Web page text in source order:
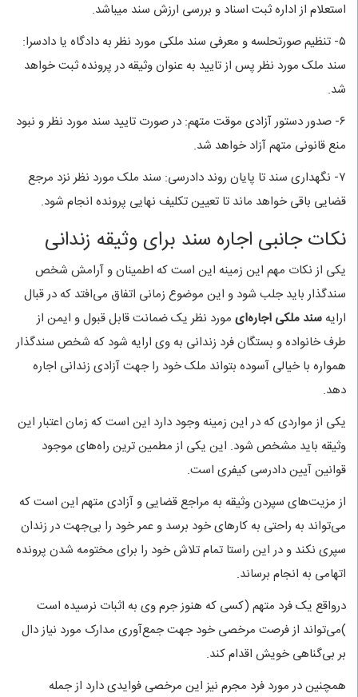
استعلام از اداره ثبت اسناد و بررسی ارزش سند میباشد.
۵- تنظیم صورتحلسه و معرفی سند ملکی مورد نظر به دادگاه یا دادسرا:
سند ملک مورد نظر پس از تایید به عنوان وثیقه در پرونده ثبت خواهد
شد.
۶- صدور دستور آزادی موقت متهم: در صورت تایید سند مورد نظر و نبود
منع قانونی متهم آزاد خواهد شد.
۷- نگهداری سند تا پایان روند دادرسی: سند ملک مورد نظر نزد مرجع
قضایی باقی خواهد ماند تا تعیین تکلیف نهایی پرونده انجام شود.
نکات جانبی اجاره سند برای وثیقه زندانی
یکی از نکات مهم این زمینه این است که اطمینان و آرامش شخص
سندگذار باید جلب شود و این موضوع زمانی اتفاق می‌افتد که در قبال
ارایه سند ملکی اجاره‌ای مورد نظر یک ضمانت قابل قبول و ایمن از
طرف خانواده و بستگان فرد زندانی به وی ارایه شود که شخص سندگذار
همواره با خیالی آسوده بتواند ملک خود را جهت آزادی زندانی اجاره
دهد.
یکی از مواردی که در این زمینه وجود دارد این است که زمان اعتبار این
وثیقه باید مشخص شود. این یکی از مطمین ترین راه‌های موجود
قوانین آیین دادرسی کیفری است.
از مزیت‌های سپردن وثیقه به مراجع قضایی و آزادی متهم این است که
می‌تواند به راحتی به کارهای خود برسد و عمر خود را بی‌جهت در زندان
سپری نکند و در این راستا تمام تلاش خود را برای مختومه شدن پرونده
اتهامی به انجام برساند.
درواقع یک فرد متهم (کسی که هنوز جرم وی به اثبات نرسیده است
)می‌تواند از فرصت مرخصی خود جهت جمع‌آوری مدارک مورد نیاز دال
بر بی‌گناهی خویش اقدام کند.
همچنین در مورد فرد مجرم نیز این مرخصی فوایدی دارد از جمله